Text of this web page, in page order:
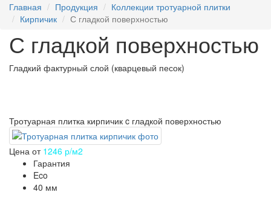
Главная Продукция
Коллекции тротуарной плитки
Кирпичик
С гладкой поверхностью
С гладкой поверхностью
Гладкий фактурный слой (кварцевый песок)
Тротуарная плитка кирпичик c гладкой поверхностью
Цена от 1246 р/м2
Гарантия
Eco
40 мм